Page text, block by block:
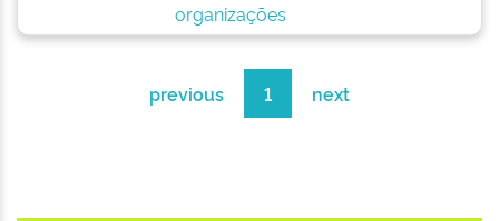
organizações
previous 1 next